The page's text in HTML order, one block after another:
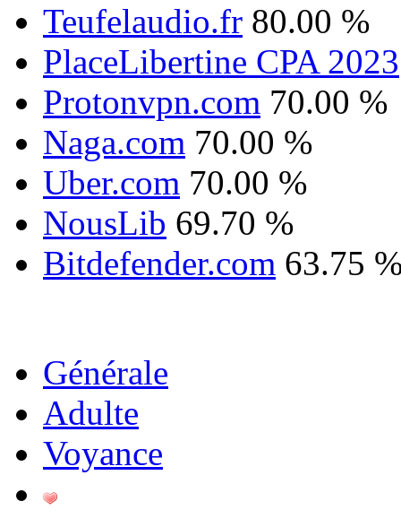
Teufelaudio.fr 80.00 %
PlaceLibertine CPA 2023
Protonvpn.com 70.00 %
Naga.com 70.00 %
Uber.com 70.00 %
NousLib 69.70 %
Bitdefender.com 63.75
Générale
Adulte
Voyance